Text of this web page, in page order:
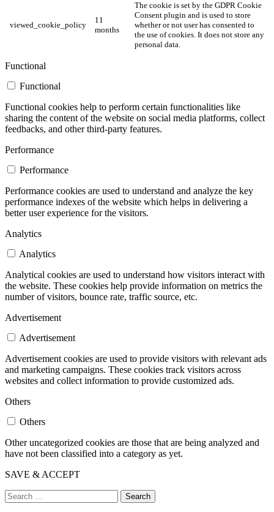
viewed_cookie_policy
11
months
The cookie is set by the GDPR Cookie
Consent plugin and is used to store
whether or not user has consented to
the use of cookies. It does not store any
personal data.
Functional
Functional
Functional cookies help to perform certain functionalities like
sharing the content of the website on social media platforms, collect
feedbacks, and other third-party features.
Performance
Performance
Performance cookies are used to understand and analyze the key
performance indexes of the website which helps in delivering a
better user experience for the visitors.
Analytics
Analytics
Analytical cookies are used to understand how visitors interact with
the website. These cookies help provide information on metrics the
number of visitors, bounce rate, traffic source, etc.
Advertisement
Advertisement
Advertisement cookies are used to provide visitors with relevant ads
and marketing campaigns. These cookies track visitors across
websites and collect information to provide customized ads.
Others
Others
Other uncategorized cookies are those that are being analyzed and
have not been classified into a category as yet.
SAVE & ACCEPT
Search